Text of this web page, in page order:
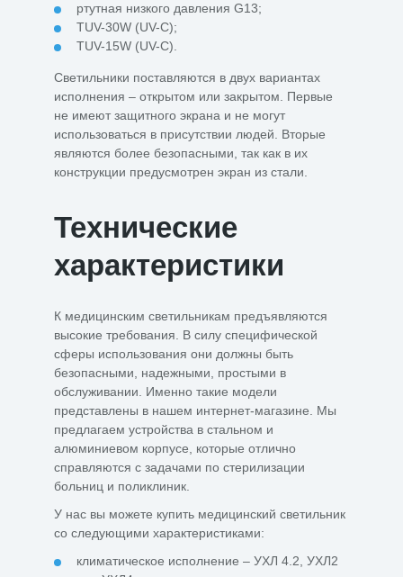
ртутная низкого давления G13;
TUV-30W (UV-C);
TUV-15W (UV-C).
Светильники поставляются в двух вариантах
исполнения – открытом или закрытом. Первые
не имеют защитного экрана и не могут
использоваться в присутствии людей. Вторые
являются более безопасными, так как в их
конструкции предусмотрен экран из стали.
Технические
характеристики
К медицинским светильникам предъявляются
высокие требования. В силу специфической
сферы использования они должны быть
безопасными, надежными, простыми в
обслуживании. Именно такие модели
представлены в нашем интернет-магазине. Мы
предлагаем устройства в стальном и
алюминиевом корпусе, которые отлично
справляются с задачами по стерилизации
больниц и поликлиник.
У нас вы можете купить медицинский светильник
со следующими характеристиками:
климатическое исполнение – УХЛ 4.2, УХЛ2